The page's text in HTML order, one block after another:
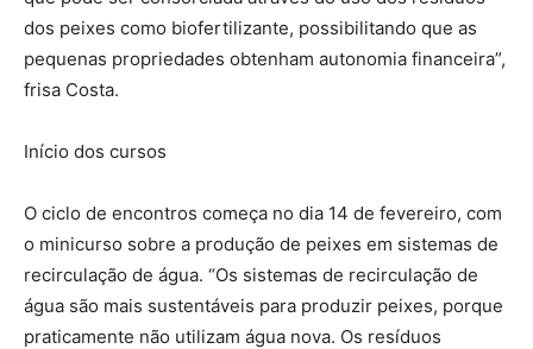
dos peixes como biofertilizante, possibilitando que as
pequenas propriedades obtenham autonomia financeira”,
frisa Costa.
Início dos cursos
O ciclo de encontros começa no dia 14 de fevereiro, com
o minicurso sobre a produção de peixes em sistemas de
recirculação de água. “Os sistemas de recirculação de
água são mais sustentáveis para produzir peixes, porque
praticamente não utilizam água nova. Os resíduos